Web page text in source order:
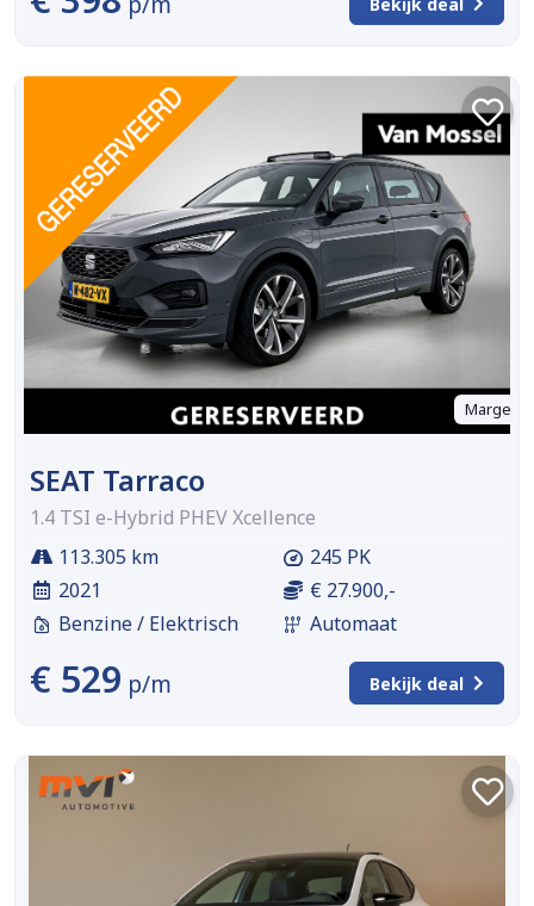
Marge
SEAT Tarraco
1.4 TSI e-Hybrid PHEV Xcellence
113.305 km
2021
Benzine / Elektrisch
245 PK
€ 27.900,-
Automaat
€ 529 p/m Bekijk deal